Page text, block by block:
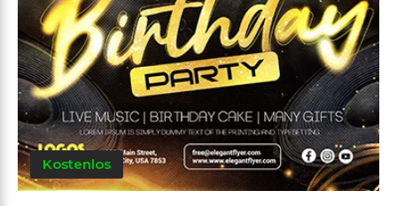
Kostenlos